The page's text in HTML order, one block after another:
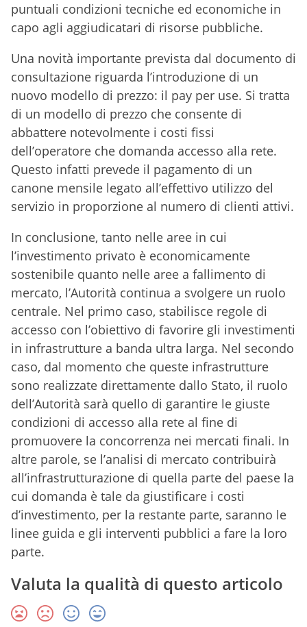
puntuali condizioni tecniche ed economiche in
capo agli aggiudicatari di risorse pubbliche.
Una novità importante prevista dal documento di
consultazione riguarda l’introduzione di un
nuovo modello di prezzo: il pay per use. Si tratta
di un modello di prezzo che consente di
abbattere notevolmente i costi fissi
dell’operatore che domanda accesso alla rete.
Questo infatti prevede il pagamento di un
canone mensile legato all’effettivo utilizzo del
servizio in proporzione al numero di clienti attivi.
In conclusione, tanto nelle aree in cui
l’investimento privato è economicamente
sostenibile quanto nelle aree a fallimento di
mercato, l’Autorità continua a svolgere un ruolo
centrale. Nel primo caso, stabilisce regole di
accesso con l’obiettivo di favorire gli investimenti
in infrastrutture a banda ultra larga. Nel secondo
caso, dal momento che queste infrastrutture
sono realizzate direttamente dallo Stato, il ruolo
dell’Autorità sarà quello di garantire le giuste
condizioni di accesso alla rete al fine di
promuovere la concorrenza nei mercati finali. In
altre parole, se l’analisi di mercato contribuirà
all’infrastrutturazione di quella parte del paese la
cui domanda è tale da giustificare i costi
d’investimento, per la restante parte, saranno le
linee guida e gli interventi pubblici a fare la loro
parte.
Valuta la qualità di questo articolo